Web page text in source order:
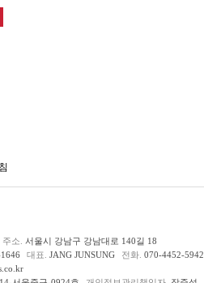
주소. 서울시 강남구 강남대로 140길 18
대표. JANG JUNSUNG 전화. 070-4452-5942